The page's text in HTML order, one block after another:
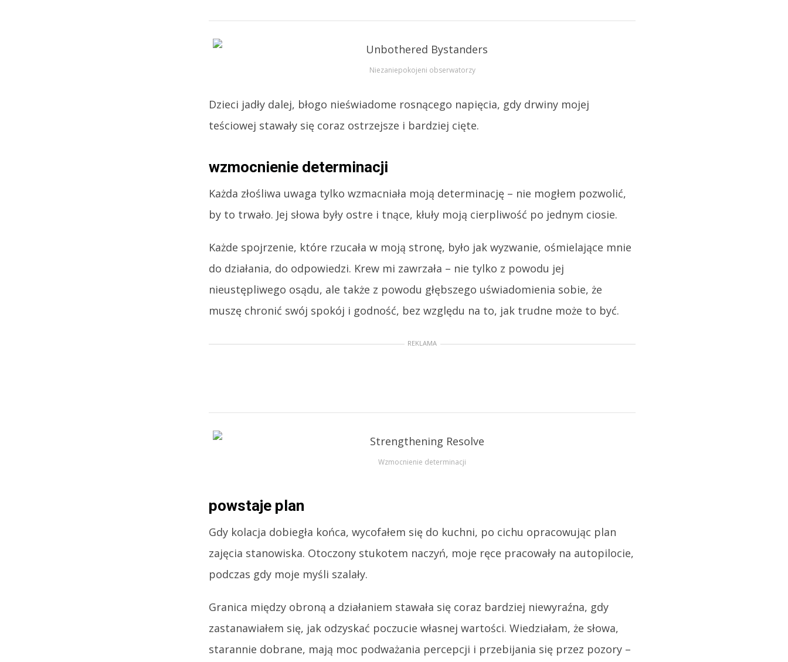
Niezaniepokojeni obserwatorzy
Dzieci jadły dalej, błogo nieświadome rosnącego napięcia, gdy drwiny mojej
teściowej stawały się coraz ostrzejsze i bardziej cięte.
wzmocnienie determinacji
Każda złośliwa uwaga tylko wzmacniała moją determinację – nie mogłem pozwolić,
by to trwało. Jej słowa były ostre i tnące, kłuły moją cierpliwość po jednym ciosie.
Każde spojrzenie, które rzucała w moją stronę, było jak wyzwanie, ośmielające mnie
do działania, do odpowiedzi. Krew mi zawrzała – nie tylko z powodu jej
nieustępliwego osądu, ale także z powodu głębszego uświadomienia sobie, że
muszę chronić swój spokój i godność, bez względu na to, jak trudne może to być.
REKLAMA
Wzmocnienie determinacji
powstaje plan
Gdy kolacja dobiegła końca, wycofałem się do kuchni, po cichu opracowując plan
zajęcia stanowiska. Otoczony stukotem naczyń, moje ręce pracowały na autopilocie,
podczas gdy moje myśli szalały.
Granica między obroną a działaniem stawała się coraz bardziej niewyraźna, gdy
zastanawiałem się, jak odzyskać poczucie własnej wartości. Wiedziałam, że słowa,
starannie dobrane, mają moc podważania percepcji i przebijania się przez pozory –